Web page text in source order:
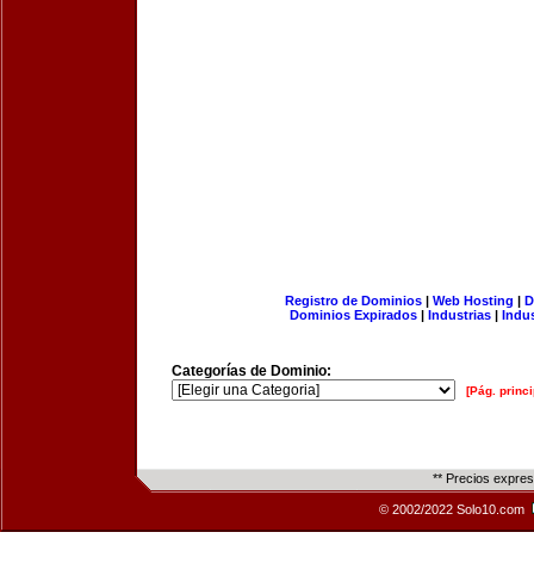
Registro de Dominios| Web Hosting |
Dominios Expirados | Industrias |
Categorías de Dominio:
[Pág.
** Precios
© 2002/2022 Solo10.com